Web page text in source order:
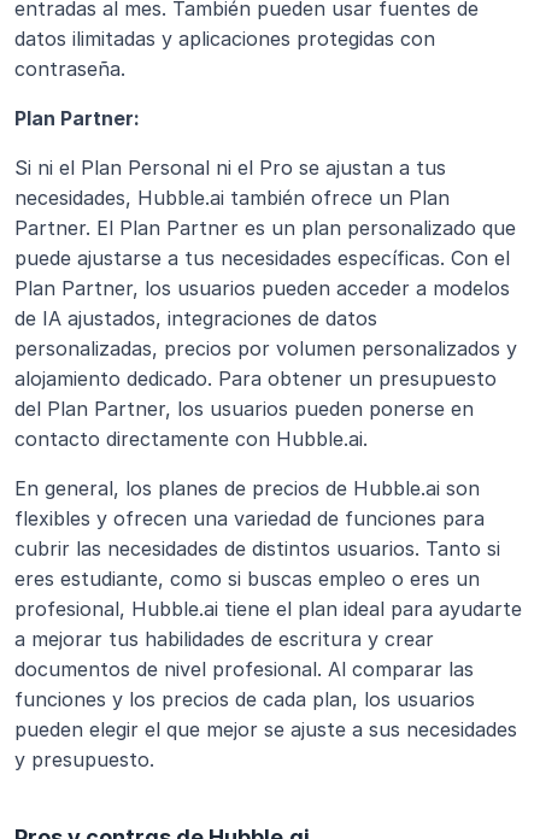
entradas al mes. También pueden usar fuentes de
datos ilimitadas y aplicaciones protegidas con
contraseña.
Plan Partner:
Si ni el Plan Personal ni el Pro se ajustan a tus
necesidades, Hubble.ai también ofrece un Plan
Partner. El Plan Partner es un plan personalizado que
puede ajustarse a tus necesidades específicas. Con el
Plan Partner, los usuarios pueden acceder a modelos
de IA ajustados, integraciones de datos
personalizadas, precios por volumen personalizados y
alojamiento dedicado. Para obtener un presupuesto
del Plan Partner, los usuarios pueden ponerse en
contacto directamente con Hubble.ai.
En general, los planes de precios de Hubble.ai son
flexibles y ofrecen una variedad de funciones para
cubrir las necesidades de distintos usuarios. Tanto si
eres estudiante, como si buscas empleo o eres un
profesional, Hubble.ai tiene el plan ideal para ayudarte
a mejorar tus habilidades de escritura y crear
documentos de nivel profesional. Al comparar las
funciones y los precios de cada plan, los usuarios
pueden elegir el que mejor se ajuste a sus necesidades
y presupuesto.